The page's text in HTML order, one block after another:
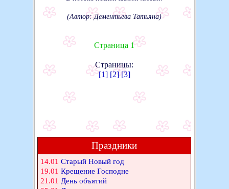
(Автор: Дементьева Татьяна)
Страница 1
Страницы:
[1] [2] [3]
Праздники
14.01 Старый Новый год
19.01 Крещение Господне
21.01 День объятий